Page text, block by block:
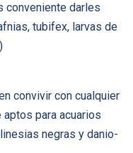
conveniente darles
tubifex, larvas de
convivir con cualquier
para acuarios
negras y danio-